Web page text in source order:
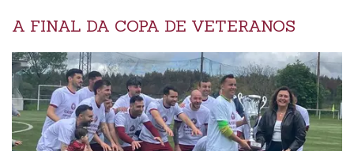
A FINAL DA COPA DE VETERANOS